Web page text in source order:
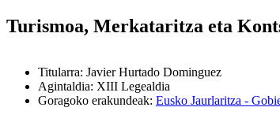
Turismoa, Merkataritza eta
Titularra: Javier Hurtado Dominguez
Agintaldia: XIII Legealdia
Goragoko erakundeak: Eusko Jaurlaritza -